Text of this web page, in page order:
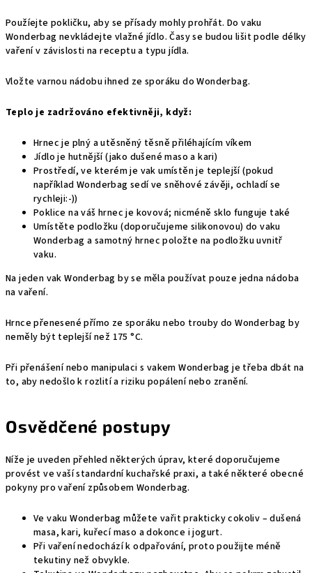
Použíejte pokličku, aby se přísady mohly prohřát. Do vaku
Wonderbag nevkládejte vlažné jídlo. Časy se budou lišit podle délky
vaření v závislosti na receptu a typu jídla.
Vložte varnou nádobu ihned ze sporáku do Wonderbag.
Teplo je zadržováno efektivněji, když:
Hrnec je plný a utěsněný těsně přiléhajícím víkem
Jídlo je hutnější (jako dušené maso a kari)
Prostředí, ve kterém je vak umístěn je teplejší (pokud
například Wonderbag sedí ve sněhové závěji, ochladí se
rychleji:-))
Poklice na váš hrnec je kovová; nicméně sklo funguje také
Umístěte podložku (doporučujeme silikonovou) do vaku
Wonderbag a samotný hrnec položte na podložku uvnitř
vaku.
Na jeden vak Wonderbag by se měla používat pouze jedna nádoba
na vaření.
Hrnce přenesené přímo ze sporáku nebo trouby do Wonderbag by
neměly být teplejší než 175 °C.
Při přenášení nebo manipulaci s vakem Wonderbag je třeba dbát na
to, aby nedošlo k rozlití a riziku popálení nebo zranění.
Osvědčené postupy
Níže je uveden přehled některých úprav, které doporučujeme
provést ve vaší standardní kuchařské praxi, a také některé obecné
pokyny pro vaření způsobem Wonderbag.
Ve vaku Wonderbag můžete vařit prakticky cokoliv – dušená
masa, kari, kuřecí maso a dokonce i jogurt.
Při vaření nedochází k odpařování, proto použijte méně
tekutiny než obvykle.